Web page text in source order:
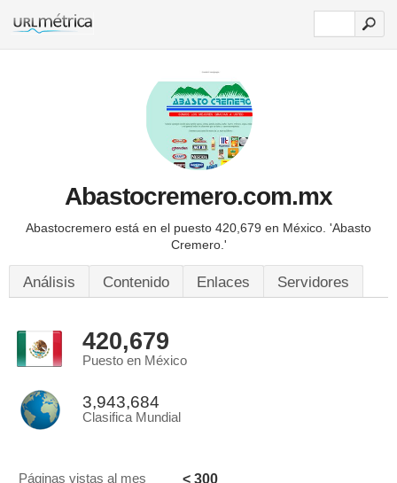
Abastocremero.com.mx
Abastocremero está en el puesto 420,679 en México. 'Abasto
Cremero.'
Análisis Contenido Enlaces Servidores
420,679
Puesto en México
3,943,684
Clasifica Mundial
Páginas vistas al mes < 300